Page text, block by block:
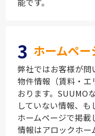
能です。
3 ホームペ
弊社ではお客様が問
物件情報（賃料・エ
おります。SUUMO
していない情報、
ホームページで掲載
情報はアロックホー